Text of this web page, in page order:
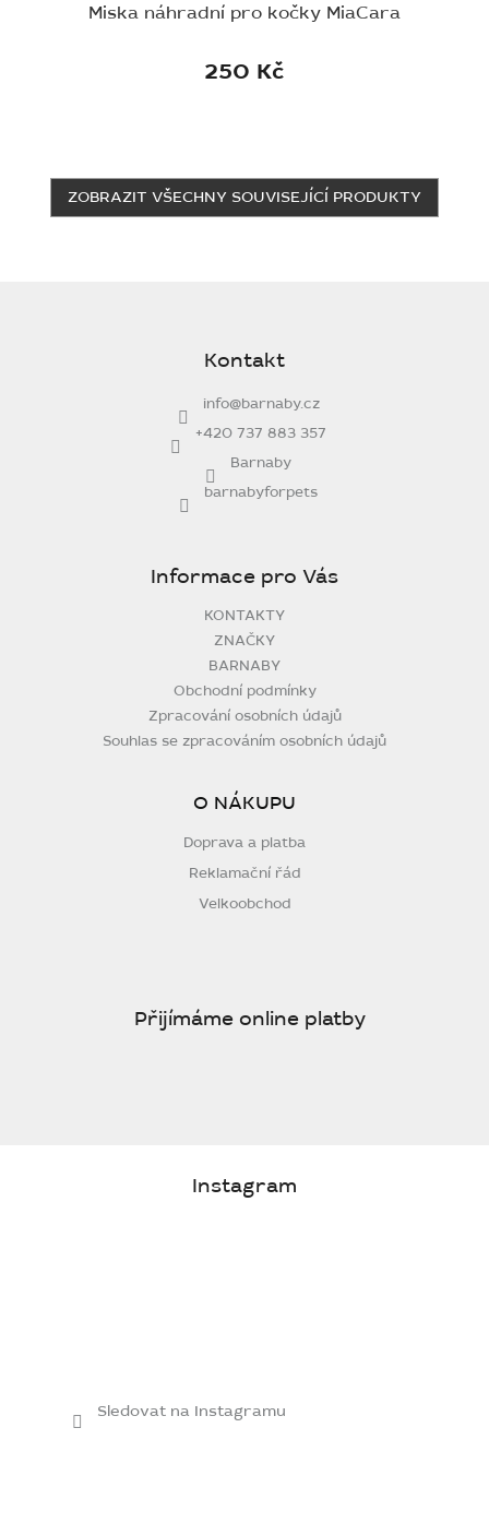
Miska náhradní pro kočky MiaCara
250 Kč
ZOBRAZIT VŠECHNY SOUVISEJÍCÍ PRODUKTY
Kontakt
info@barnaby.cz
+420 737 883 357
Barnaby
barnabyforpets
Informace pro Vás
KONTAKTY
ZNAČKY
BARNABY
Obchodní podmínky
Zpracování osobních údajů
Souhlas se zpracováním osobních údajů
O NÁKUPU
Doprava a platba
Reklamační řád
Velkoobchod
Přijímáme online platby
Instagram
Sledovat na Instagramu